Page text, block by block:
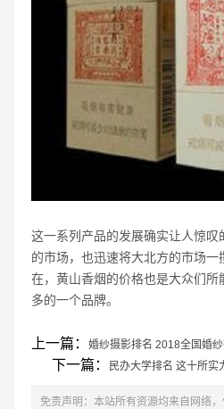
这一系列产品的发展确实让人惊叹
的市场，也迅速将大北方的市场
在，黄山香烟的价格也是大众们
多的一个品牌。
上一篇： 婚纱摄影排名 2018全国婚纱
下一篇： 民办大学排名 这十所实
免责声明：本站所有资源均来自网络，